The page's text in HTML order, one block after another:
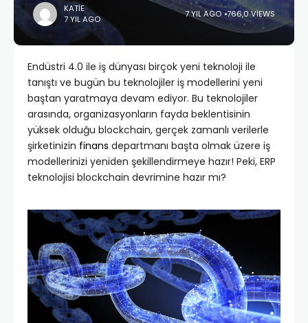
KATIE
7 YIL AGO
7 YIL AGO 766,0 VIEWS
Endüstri 4.0 ile iş dünyası birçok yeni teknoloji ile
tanıştı ve bugün bu teknolojiler iş modellerini yeni
baştan yaratmaya devam ediyor. Bu teknolojiler
arasında, organizasyonların fayda beklentisinin
yüksek olduğu blockchain, gerçek zamanlı verilerle
şirketinizin finans departmanı başta olmak üzere iş
modellerinizi yeniden şekillendirmeye hazır! Peki, ERP
teknolojisi blockchain devrimine hazır mı?